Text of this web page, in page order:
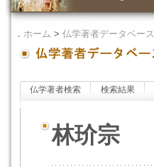
． ホーム > 仏学著者データベース
仏学著者検索 検索結果
林玠宗